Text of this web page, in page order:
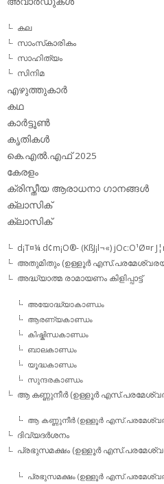
കല
സാംസ്‌കാരികം
സാഹിത്യം
സിനിമ
എഴുത്തുകാര്‍
കഥ
കാര്‍ട്ടൂണ്‍
കൃതികള്‍
കെ.എല്‍.എഫ് 2025
കേരളം
ക്രിസ്തീയ ആരാധനാ ഗാനങ്ങള്‍
ക്ലാസിക്‌
ക്ലാസിക്
d¡T¤¼ d¢m¡O®- (KßJ¡l¬«) jOc:O¹Ø¤r
അതുമിതും (ഉള്ളൂര്‍
അദ്ധ്യാത്മ രാമായണം കിളിപ്പാട്ട്‌
അയോദ്ധ്യാകാണ്ഡം
ആരണ്യകാണ്ഡം
കിഷ്കിന്ധകാണ്ഡം
ബാലകാണ്ഡം
യൂദ്ധകാണ്ഡം
സുന്ദരകാണ്ഡം
ആ കണ്ണുനീര്‍ (ഉള്ളൂര്‍
ആ കണ്ണുനീര്‍ (ഉള്ളൂര്‍
ദിവ്യദര്‍ശനം
പ്രഭുസമക്ഷം (ഉള്ളൂര്‍
പ്രഭുസമക്ഷം (ഉള്ളൂര്‍